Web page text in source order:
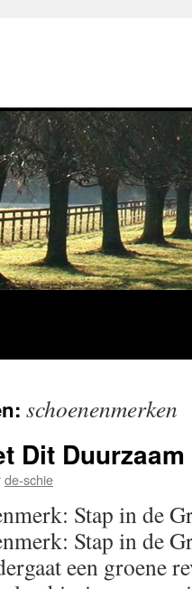
schoenenmerken
Dit
de-schie
Stap in de
Stap in de
een groene